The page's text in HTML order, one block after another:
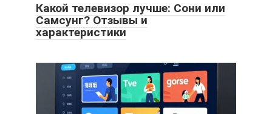
Какой телевизор лучше: Сони или
Самсунг? Отзывы и
характеристики